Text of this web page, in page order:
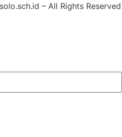
– All Rights Reserved